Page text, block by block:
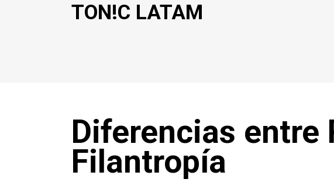
TON!C LATAM
Diferencias entre
Filantropía